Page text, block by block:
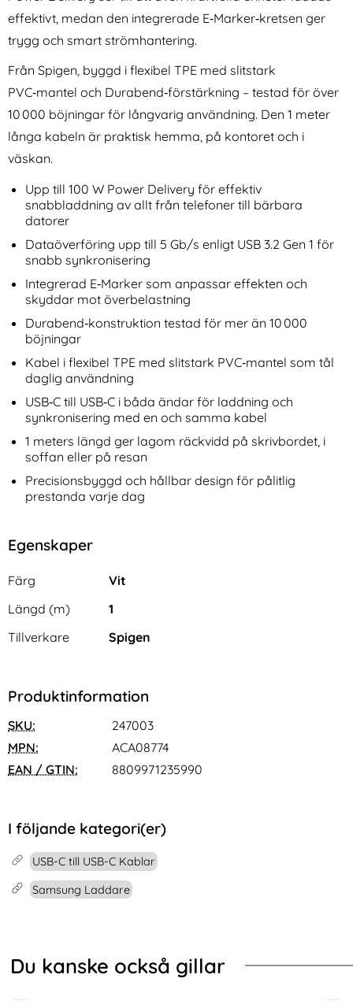
Toslink Svart
Tech-Protect iPhone 17 Pro
Skal MagSafe MagPeak Matt
Deep Blue
Art. nr 243374
rea pris
149 kr tidigare pris
149 kr
Tillgänglighet:
I lager
Köp
iPhone 17 Pro Skal MagSafe MagPeak Matt Deep
Tech-Protect iPhone 17 Skal
MagSafe MagePeak Matt
Svart
Art. nr 243375
rea pris
149 krtidigare pris
149 kr
Tillgänglighet:
I lager
Tech-Protect iPhone 17 Skal
effektivt, medan den integrerade E‑Marker‑kretsen ger
trygg och smart strömhantering.
Från Spigen, byggd i flexibel TPE med slitstark
PVC‑mantel och Durabend‑förstärkning – testad för över
10 000 böjningar för långvarig användning. Den 1 meter
långa kabeln är praktisk hemma, på kontoret och i
väskan.
Upp till 100 W Power Delivery för effektiv
snabbladdning av allt från telefoner till bärbara
datorer
Dataöverföring upp till 5 Gb/s enligt USB 3.2 Gen 1 för
snabb synkronisering
Integrerad E‑Marker som anpassar effekten och
skyddar mot överbelastning
Durabend‑konstruktion testad för mer än 10 000
böjningar
Kabel i flexibel TPE med slitstark PVC‑mantel som tål
daglig användning
USB‑C till USB‑C i båda ändar för laddning och
synkronisering med en och samma kabel
1 meters längd ger lagom räckvidd på skrivbordet, i
soffan eller på resan
Precisionsbyggd och hållbar design för pålitlig
prestanda varje dag
Egenskaper
Egenskaper/attribut för denna produkt
Attribut
Färg
Vit
Längd (m)
1
Tillverkare
Spigen
Produktinformation
SKU:
247003
MPN:
ACA08774
EAN / GTIN:
8809971235990
I följande kategori(er)
USB-C till USB-C Kablar
Samsung Laddare
Du kanske också gillar